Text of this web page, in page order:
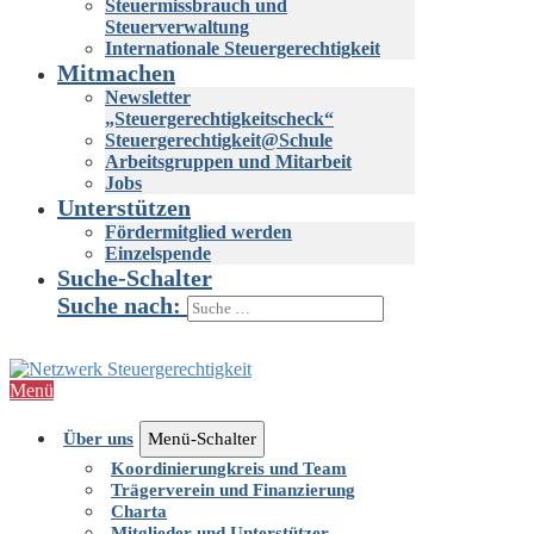
Steuermissbrauch und
Steuerverwaltung
Internationale Steuergerechtigkeit
Mitmachen
Newsletter
„Steuergerechtigkeitscheck“
Steuergerechtigkeit@Schule
Arbeitsgruppen und Mitarbeit
Jobs
Unterstützen
Fördermitglied werden
Einzelspende
Suche-Schalter
Suche nach:
Menü
Über uns
Menü-Schalter
Koordinierungkreis und Team
Trägerverein und Finanzierung
Charta